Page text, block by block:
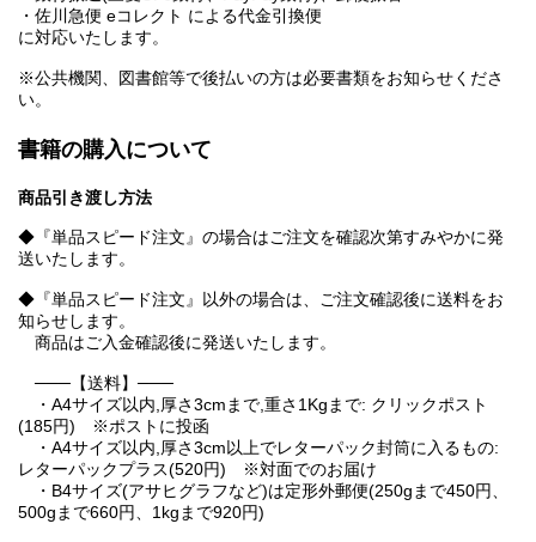
・佐川急便 eコレクト による代金引換便
に対応いたします。
※公共機関、図書館等で後払いの方は必要書類をお知らせくださ
い。
書籍の購入について
商品引き渡し方法
◆『単品スピード注文』の場合はご注文を確認次第すみやかに発
送いたします。
◆『単品スピード注文』以外の場合は、ご注文確認後に送料をお
知らせします。
商品はご入金確認後に発送いたします。
───【送料】───
・A4サイズ以内,厚さ3cmまで,重さ1Kgまで: クリックポスト
(185円) ※ポストに投函
・A4サイズ以内,厚さ3cm以上でレターパック封筒に入るもの:
レターパックプラス(520円) ※対面でのお届け
・B4サイズ(アサヒグラフなど)は定形外郵便(250gまで450円、
500gまで660円、1kgまで920円)